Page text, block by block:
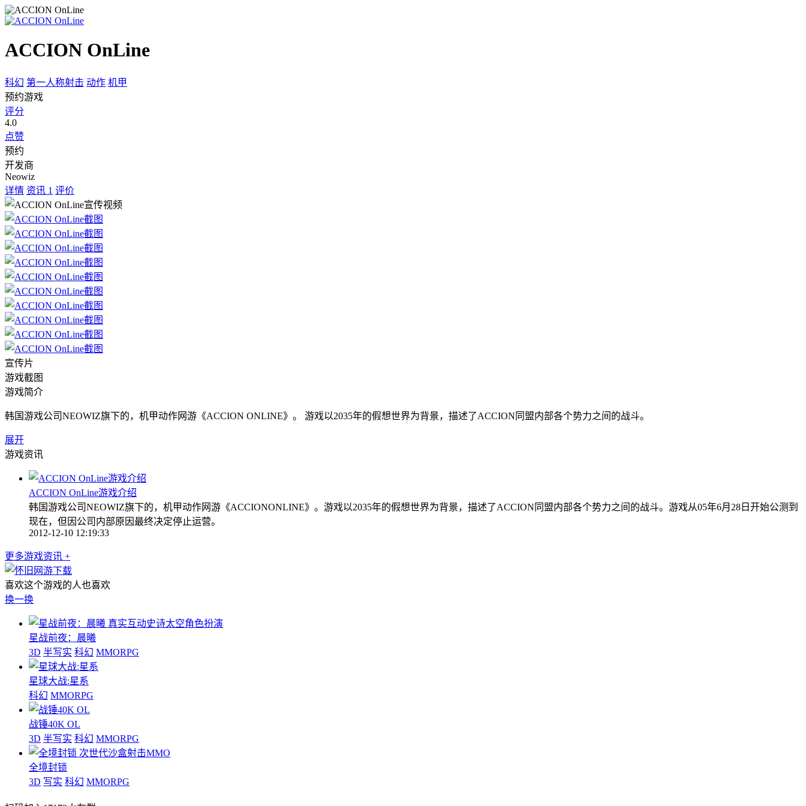
ACCION OnLine
科幻 第一人称射击 动作 机甲
预约游戏
评分
4.0
点赞
预约
开发商
Neowiz
详情 资讯 1 评价
宣传片
游戏截图
游戏简介
韩国游戏公司NEOWIZ旗下的，机甲动作网游《ACCION ONLINE》。 游戏以2035年的假想世界为背景，描述了ACCION同盟内部各个势力之间的战斗。
展开
游戏资讯
ACCION OnLine游戏介绍
韩国游戏公司NEOWIZ旗下的，机甲动作网游《ACCIONONLINE》。游戏以2035年的假想世界为背景，描述了ACCION同盟内部各个势力之间的战斗。游戏从05年6月28日开始公测到
现在，但因公司内部原因最终决定停止运营。
2012-12-10 12:19:33
更多游戏资讯 +
喜欢这个游戏的人也喜欢
换一换
真实互动史诗太空角色扮演
星战前夜：晨曦
3D 半写实 科幻 MMORPG
星球大战:星系
科幻 MMORPG
战锤40K OL
3D 半写实 科幻 MMORPG
次世代沙盒射击MMO
全境封锁
3D 写实 科幻 MMORPG